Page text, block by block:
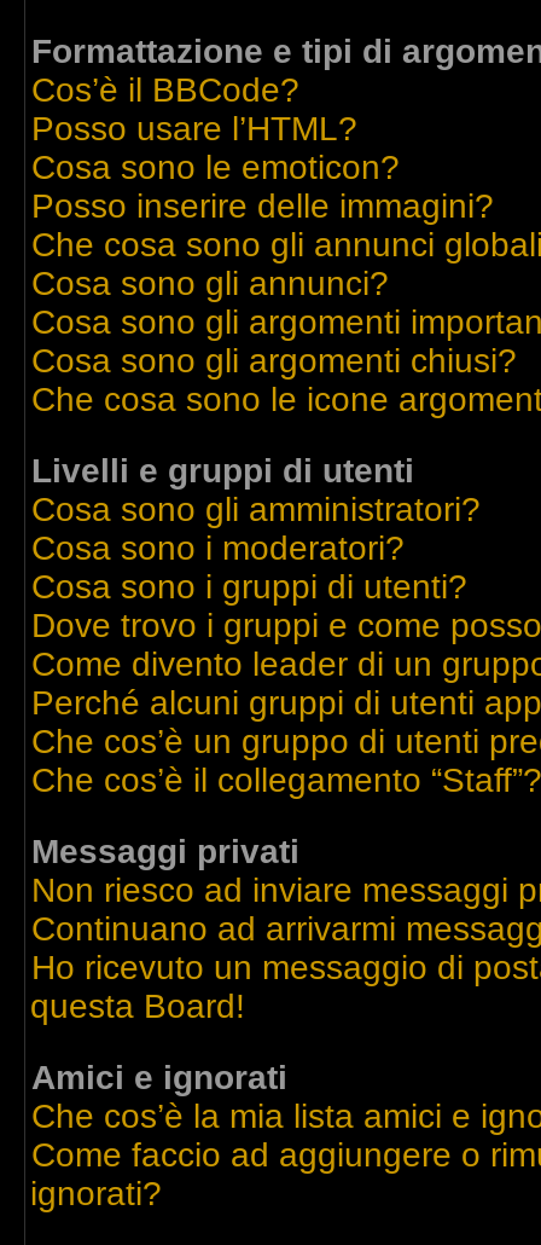
Formattazione e tipi di
Cos’è il BBCode?
Posso usare l’HTML?
Cosa sono le emoticon?
Posso inserire delle immagini?
Che cosa sono gli annunci
Cosa sono gli annunci?
Cosa sono gli argomenti
Cosa sono gli argomenti chiusi?
Che cosa sono le icone
Livelli e gruppi di utenti
Cosa sono gli amministratori?
Cosa sono i moderatori?
Cosa sono i gruppi di utenti?
Dove trovo i gruppi e come
Come divento leader di un
Perché alcuni gruppi di utenti
Che cos’è un gruppo di utenti
Che cos’è il collegamento “Staff”?
Messaggi privati
Non riesco ad inviare messaggi
Continuano ad arrivarmi
Ho ricevuto un messaggio di
questa Board!
Amici e ignorati
Che cos’è la mia lista amici e
Come faccio ad aggiungere o
ignorati?